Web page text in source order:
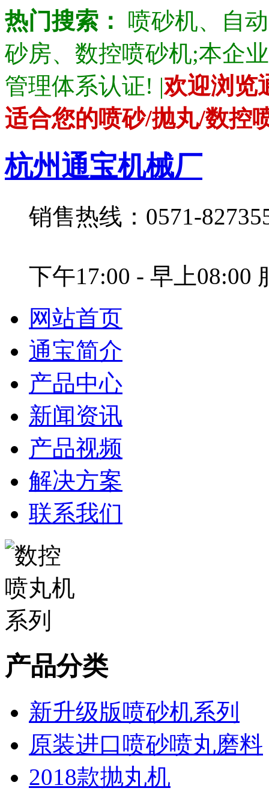
热门搜索：
喷砂机、自
砂房、数控喷砂机;本企
管理体系认证! |欢迎浏览
适合您的喷砂/抛丸/数控
杭州通宝机械厂
销售热线：0571-
下午17:00 - 早上08:00
网站首页
通宝简介
产品中心
新闻资讯
产品视频
解决方案
联系我们
产品分类
新升级版喷砂机系列
原装进口喷砂喷丸磨料
2018款抛丸机